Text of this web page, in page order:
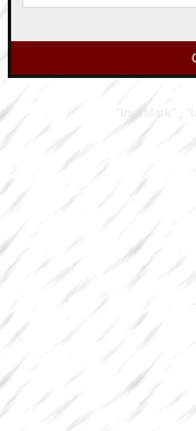
"InovMark" ,